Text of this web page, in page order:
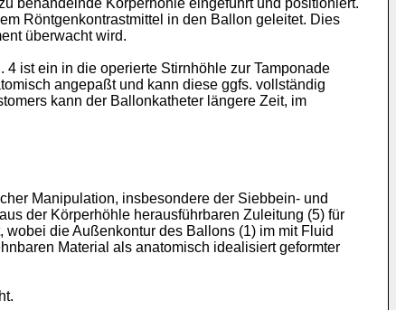
behandelnde Körperhöhle eingeführt und positioniert.
Röntgenkontrastmittel in den Ballon geleitet. Dies
überwacht wird.
ist ein in die operierte Stirnhöhle zur Tamponade
angepaßt und kann diese ggfs. vollständig
kann der Ballonkatheter längere Zeit, im
Manipulation, insbesondere der Siebbein- und
der Körperhöhle herausführbaren Zuleitung (5) für
die Außenkontur des Ballons (1) im mit Fluid
Material als anatomisch idealisiert geformter